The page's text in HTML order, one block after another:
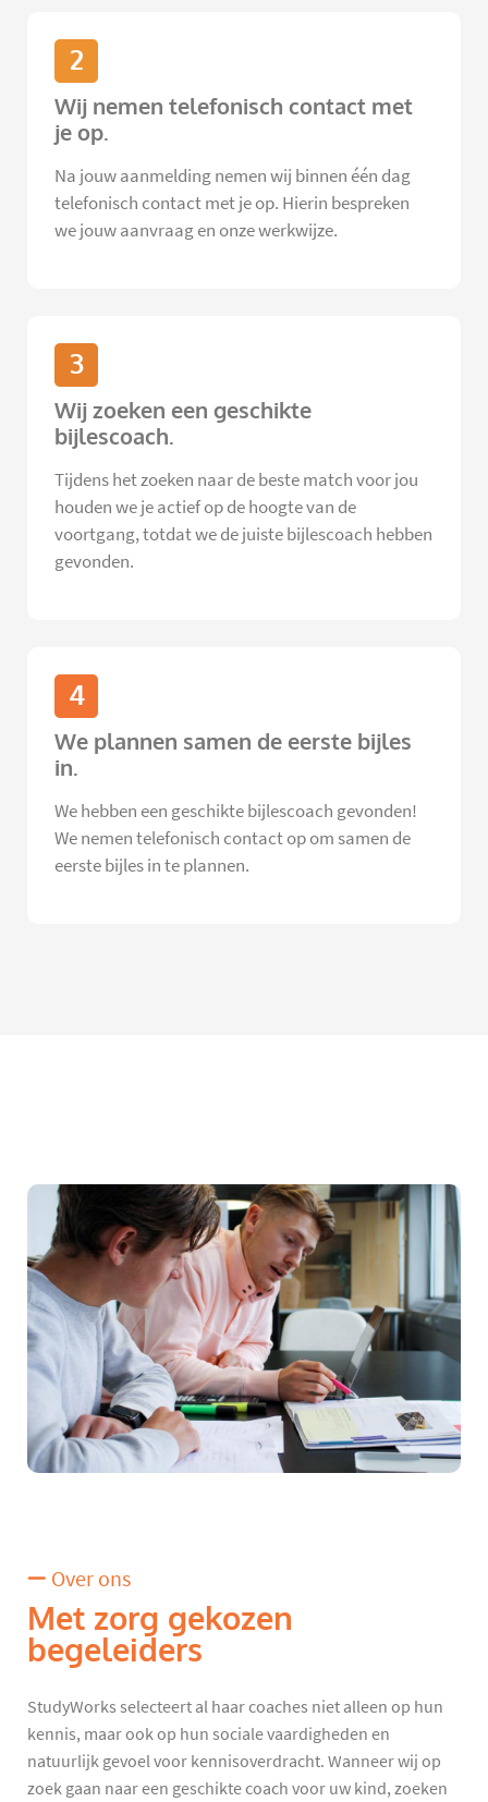
2
Wij nemen telefonisch contact met
je op.
Na jouw aanmelding nemen wij binnen één dag
telefonisch contact met je op. Hierin bespreken
we jouw aanvraag en onze werkwijze.
3
Wij zoeken een geschikte
bijlescoach.
Tijdens het zoeken naar de beste match voor jou
houden we je actief op de hoogte van de
voortgang, totdat we de juiste bijlescoach hebben
gevonden.
4
We plannen samen de eerste bijles
in.
We hebben een geschikte bijlescoach gevonden!
We nemen telefonisch contact op om samen de
eerste bijles in te plannen.
Over ons
Met zorg gekozen
begeleiders
StudyWorks selecteert al haar coaches niet alleen op hun
kennis, maar ook op hun sociale vaardigheden en
natuurlijk gevoel voor kennisoverdracht. Wanneer wij op
zoek gaan naar een geschikte coach voor uw kind, zoeken